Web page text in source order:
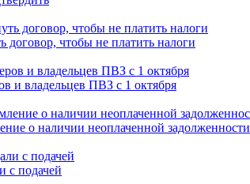
договор, чтобы не платить налоги
и владельцев ПВЗ с 1 октября
о наличии неоплаченной задолженности
с подачей